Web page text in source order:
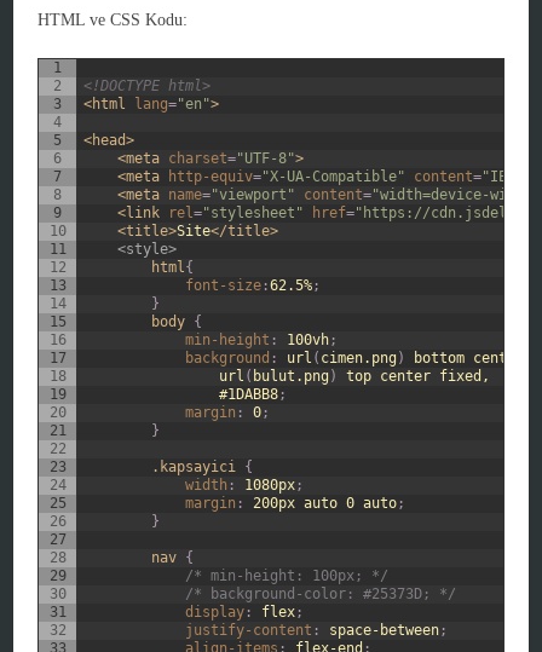
HTML ve CSS Kodu:
1
2
3
4
5
6
7
8
9
10
11
12
13
14
15
16
17
18
19
20
21
22
23
24
25
26
27
28
29
30
31
32
33
<!DOCTYPE html>
<html lang="en">
<head>
<meta charset="UTF-8">
<meta
http-equiv="X-UA-Compatible" content=
<meta name="viewport" content="width=device-
<link
rel="stylesheet" href="https://
<title>Site</title>
<style>
html{
font-size :62.5%;
}
body {
min-height : 100vh ;
background : url ( cimen.png ) bottom center
url ( bulut.png ) top center fixed,
#1DABB8;
margin : 0 ;
}
.kapsayici {
width : 1080px ;
margin : 200px auto 0 auto;
}
nav {
/* min-height: 100px; */
/* background-color: #25373D; */
display : flex;
justify-content : space-between ;
align-items : flex-end ;